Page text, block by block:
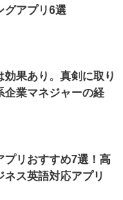
グアプリ6選
効果あり。真剣に取り
企業マネジャーの経
プリおすすめ7選！高
ネス英語対応アプリ